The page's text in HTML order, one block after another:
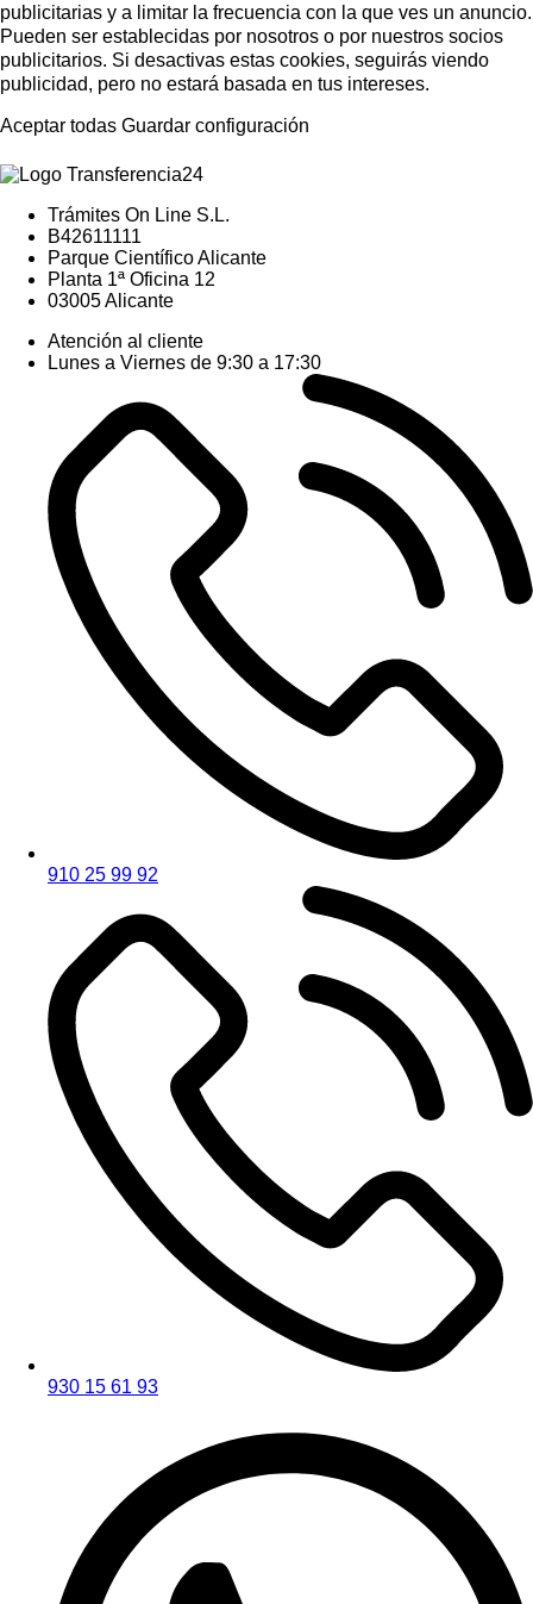
publicitarias y a limitar la frecuencia con la que ves un anuncio.
Pueden ser establecidas por nosotros o por nuestros socios
publicitarios. Si desactivas estas cookies, seguirás viendo
publicidad, pero no estará basada en tus intereses.
Aceptar todas Guardar configuración
Trámites On Line S.L.
B42611111
Parque Científico Alicante
Planta 1ª Oficina 12
03005 Alicante
Atención al cliente
Lunes a Viernes de 9:30 a 17:30
910 25 99 92
930 15 61 93